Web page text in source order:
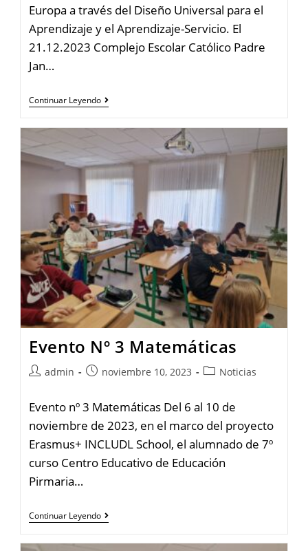
Europa a través del Diseño Universal para el
Aprendizaje y el Aprendizaje-Servicio. El
21.12.2023 Complejo Escolar Católico Padre
Jan…
Continuar Leyendo
Evento Nº 3 Matemáticas
admin noviembre 10, 2023 Noticias
Evento nº 3 Matemáticas Del 6 al 10 de
noviembre de 2023, en el marco del proyecto
Erasmus+ INCLUDL School, el alumnado de 7º
curso Centro Educativo de Educación
Pirmaria…
Continuar Leyendo